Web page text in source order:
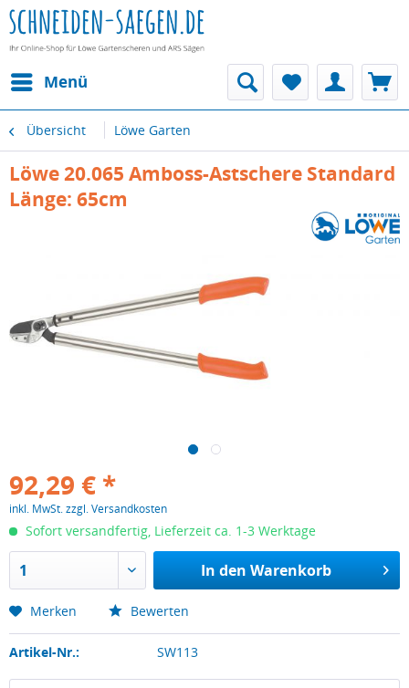
Menü
Übersicht Löwe Garten
Löwe 20.065 Amboss-Astschere Standard
Länge: 65cm
92,29 € *
inkl. MwSt.zzgl. Versandkosten
Sofort versandfertig, Lieferzeit ca. 1-3 Werktage
In den Warenkorb
Merken Bewerten
Artikel-Nr.: SW113